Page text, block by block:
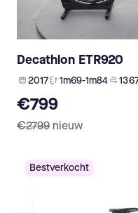
Decathlon ETR920
2017 1m69-1m84 13
€799
€2799 nieuw
Bestverkocht